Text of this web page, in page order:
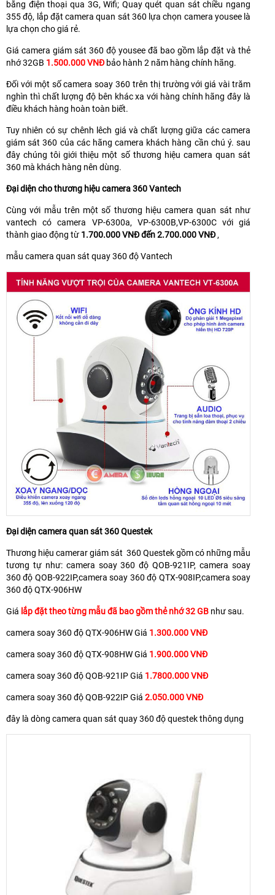
bằng điện thoại qua 3G, Wifi; Quay quét quan sát chiều ngang
355 độ, lắp đặt camera quan sát 360 lựa chọn camera yousee là
lựa chọn cho giá rẻ.
Giá camera giám sát 360 độ yousee đã bao gồm lắp đặt và thẻ
nhớ 32GB 1.500.000 VNĐbảo hành 2 năm hàng chính hãng.
Đối với một số camera soay 360 trên thị trường với giá vài trăm
nghìn thì chất lượng độ bên khác xa với hàng chính hãng đây là
điều khách hàng hoàn toàn biết.
Tuy nhiên có sự chênh lêch giá và chất lượng giữa các camera
giám sát 360 của các hãng camera khách hàng cần chú ý. sau
đây chúng tôi giới thiệu một số thương hiệu camera quan sát
360 mà khách hàng nên dùng.
Đại diện cho thương hiệu camera 360 Vantech
Cùng với mẫu trên một số thương hiệu camera quan sát như
vantech có camera VP-6300a, VP-6300B,VP-6300C với giá
thành giao động từ 1.700.000 VNĐ đến 2.700.000 VNĐ,
mẫu camera quan sát quay 360 độ Vantech
Đại diện camera quan sát 360 Questek
Thương hiệu camerar giám sát 360 Questek gồm có những mẫu
tương tự như: camera soay 360 độ QOB-921IP, camera soay
360 độ QOB-922IP,camera soay 360 độ QTX-908IP,camera soay
360 độ QTX-906HW
Giá lắp đặt theo từng mẫu đã bao gồm thẻ nhớ 32 GB như sau.
camera soay 360 độ QTX-906HW Giá 1.300.000 VNĐ
camera soay 360 độ QTX-908HW Giá 1.900.000 VNĐ
camera soay 360 độ QOB-921IP Giá 1.7800.000 VNĐ
camera soay 360 độ QOB-922IP Giá 2.050.000 VNĐ
đây là dòng camera quan sát quay 360 độ questek thông dụng